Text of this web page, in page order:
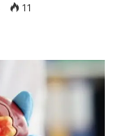
11